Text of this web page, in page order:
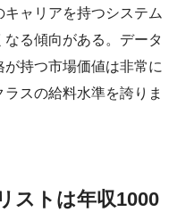
ャリアを持つシステム
る傾向がある。データ
持つ市場価値は非常に
スの給料水準を誇りま
ストは年収1000